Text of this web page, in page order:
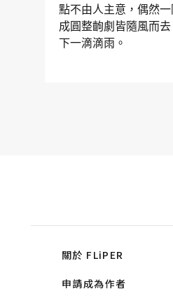
點不由人主意，偶然
成圓整齣劇皆隨風而
下一滴滴雨。
關於 FLiPER
申請成為作者